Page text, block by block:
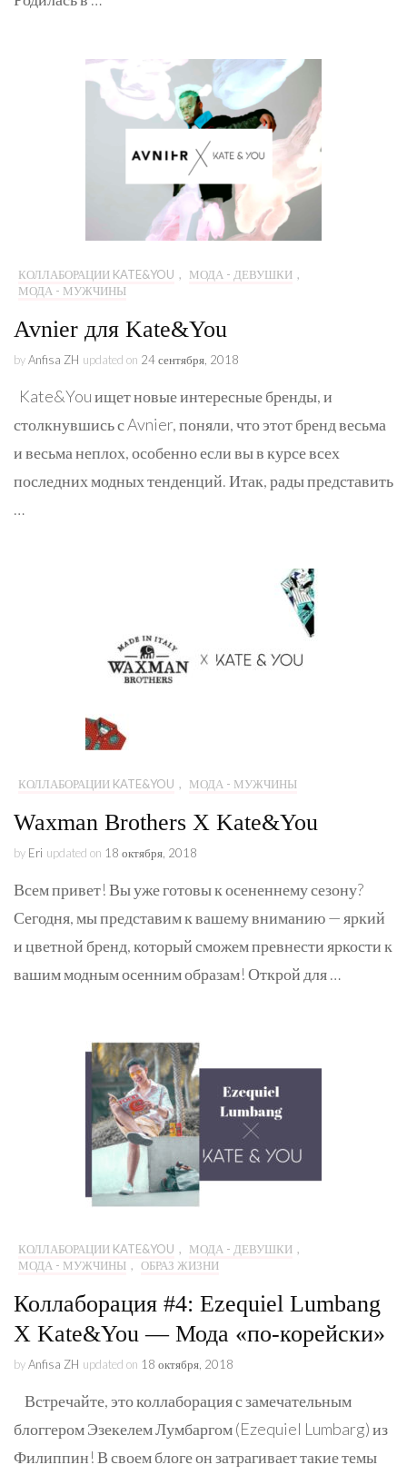
КОЛЛАБОРАЦИИ KATE&YOU , МОДА - ДЕВУШКИ ,
МОДА - МУЖЧИНЫ
Avnier для Kate&You
byAnfisa ZH updated on 24 сентября, 2018
Kate&You ищет новые интересные бренды, и
столкнувшись с Avnier, поняли, что этот бренд весьма
и весьма неплох, особенно если вы в курсе всех
последних модных тенденций. Итак, рады представить
…
КОЛЛАБОРАЦИИ KATE&YOU , МОДА - МУЖЧИНЫ
Waxman Brothers X Kate&You
by Eri updated on 18 октября, 2018
Всем привет! Вы уже готовы к осененнему сезону?
Сегодня, мы представим к вашему вниманию — яркий
и цветной бренд, который сможем превнести яркости к
вашим модным осенним образам! Открой для …
КОЛЛАБОРАЦИИ KATE&YOU , МОДА - ДЕВУШКИ ,
МОДА - МУЖЧИНЫ , ОБРАЗ ЖИЗНИ
Коллаборация #4: Ezequiel Lumbang
X Kate&You — Мода «по-корейски»
byAnfisa ZH updated on 18 октября, 2018
Встречайте, это коллаборация с замечательным
блоггером Эзекелем Лумбаргом (Ezequiel Lumbarg) из
Филиппин! В своем блоге он затрагивает такие темы